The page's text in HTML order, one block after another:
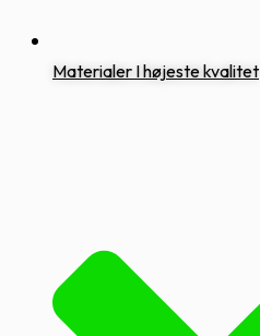
Materialer I højeste kvalitet